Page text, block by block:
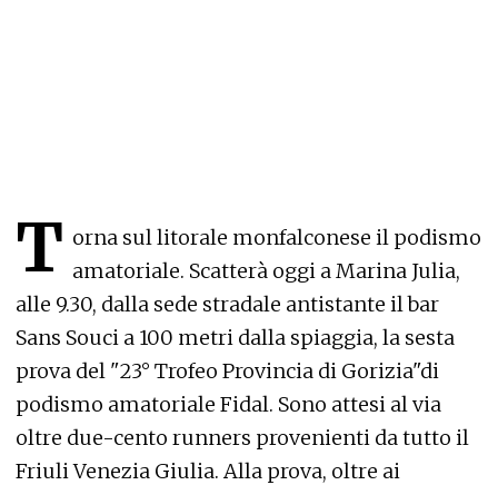
T orna sul litorale monfalconese il podismo
amatoriale. Scatterà oggi a Marina Julia,
alle 9.30, dalla sede stradale antistante il bar
Sans Souci a 100 metri dalla spiaggia, la sesta
prova del "23° Trofeo Provincia di Gorizia"di
podismo amatoriale Fidal. Sono attesi al via
oltre due-cento runners provenienti da tutto il
Friuli Venezia Giulia. Alla prova, oltre ai